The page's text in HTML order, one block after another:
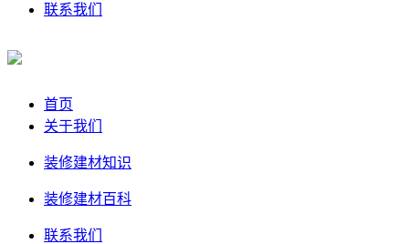
联系我们
首页
关于我们
装修建材知识
装修建材百科
联系我们